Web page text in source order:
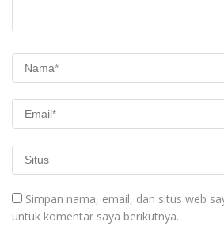
Simpan nama, email, dan situs web
untuk komentar saya berikutnya.